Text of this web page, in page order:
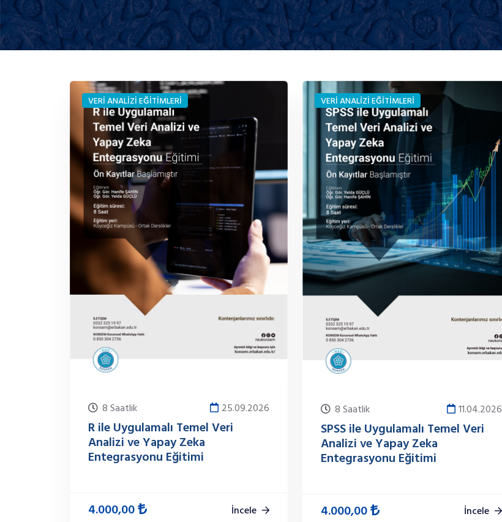
VERİ ANALİZİ EĞİTİMLERİ
8 Saatlik 25.09.2026
R ile Uygulamalı Temel Veri
Analizi ve Yapay Zeka
Entegrasyonu Eğitimi
4.000,00 İncele
VERİ ANALİZİ EĞİTİMLERİ
8 Saatlik 11.04.2026
SPSS ile Uygulamalı Temel Veri
Analizi ve Yapay Zeka
Entegrasyonu Eğitimi
4.000,00 İncele